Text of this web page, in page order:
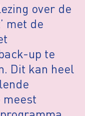
over de
met de
up te
Dit kan heel
meest